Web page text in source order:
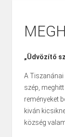
„Üdvözítő
A
szép,
reményeket
kiván
község